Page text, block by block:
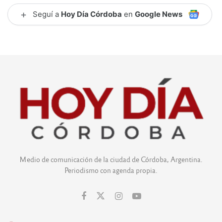
+ Seguí a Hoy Día Córdoba en Google News
Medio de comunicación de la ciudad de Córdoba, Argentina.
Periodismo con agenda propia.